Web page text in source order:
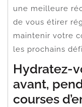
une meilleure
de vous étirer
maintenir votre
les prochains
Hydratez-
avant,
courses